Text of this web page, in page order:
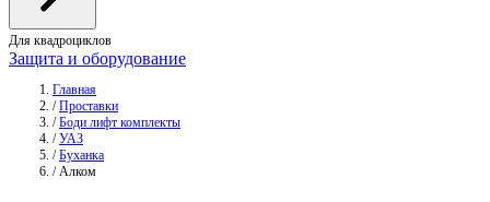
Для квадроциклов
Защита и оборудование
Главная
/ Проставки
/ Боди лифт комплекты
/ УАЗ
/ Буханка
/ Алком